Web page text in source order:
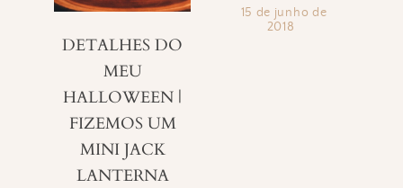
DETALHES DO
MEU
HALLOWEEN |
FIZEMOS UM
MINI JACK
LANTERNA
15 de junho de
2018